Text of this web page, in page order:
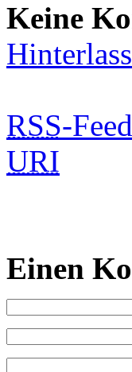
Keine
RSS-
URI
Einen